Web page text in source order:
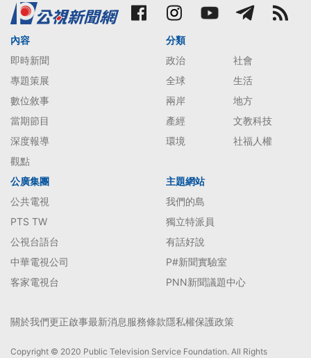
內容
即時新聞
專題策展
數位敘事
當期節目
深度報導
觀點
分類
政治
社會
全球
生活
兩岸
地方
產經
文教科技
環境
社福人權
公廣集團
公共電視
PTS TW
公視台語台
中華電視公司
客家電視台
主題網站
我們的島
獨立特派員
有話好說
P#新聞實驗室
PNN新聞議題中心
關於我們更正啟事最新消息服務條款隱私權保護政策
Copyright © 2020 Public Television Service Foundation. All Rights